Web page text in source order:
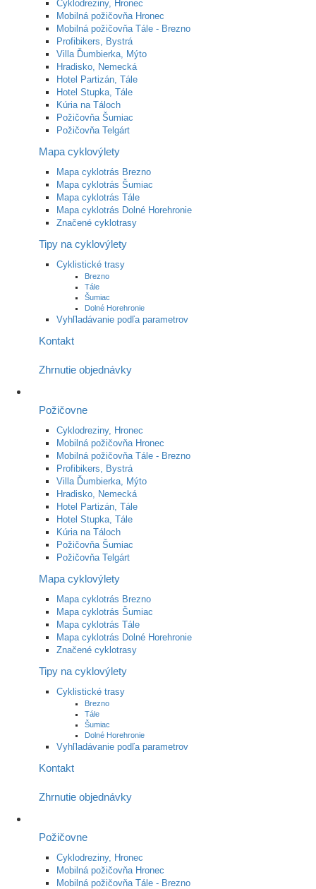
Cyklodreziny, Hronec
Mobilná požičovňa Hronec
Mobilná požičovňa Tále - Brezno
Profibikers, Bystrá
Villa Ďumbierka, Mýto
Hradisko, Nemecká
Hotel Partizán, Tále
Hotel Stupka, Tále
Kúria na Táloch
Požičovňa Šumiac
Požičovňa Telgárt
Mapa cyklovýlety
Mapa cyklotrás Brezno
Mapa cyklotrás Šumiac
Mapa cyklotrás Tále
Mapa cyklotrás Dolné Horehronie
Značené cyklotrasy
Tipy na cyklovýlety
Cyklistické trasy
Brezno
Tále
Šumiac
Dolné Horehronie
Vyhľladávanie podľa parametrov
Kontakt
Zhrnutie objednávky
Požičovne
Cyklodreziny, Hronec
Mobilná požičovňa Hronec
Mobilná požičovňa Tále - Brezno
Profibikers, Bystrá
Villa Ďumbierka, Mýto
Hradisko, Nemecká
Hotel Partizán, Tále
Hotel Stupka, Tále
Kúria na Táloch
Požičovňa Šumiac
Požičovňa Telgárt
Mapa cyklovýlety
Mapa cyklotrás Brezno
Mapa cyklotrás Šumiac
Mapa cyklotrás Tále
Mapa cyklotrás Dolné Horehronie
Značené cyklotrasy
Tipy na cyklovýlety
Cyklistické trasy
Brezno
Tále
Šumiac
Dolné Horehronie
Vyhľladávanie podľa parametrov
Kontakt
Zhrnutie objednávky
Požičovne
Cyklodreziny, Hronec
Mobilná požičovňa Hronec
Mobilná požičovňa Tále - Brezno